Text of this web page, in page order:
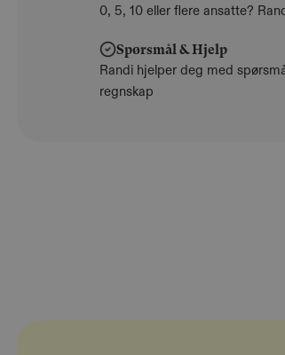
0, 5, 10 eller flere ansatte?
Spørsmål & Hjelp
Randi hjelper deg med
regnskap